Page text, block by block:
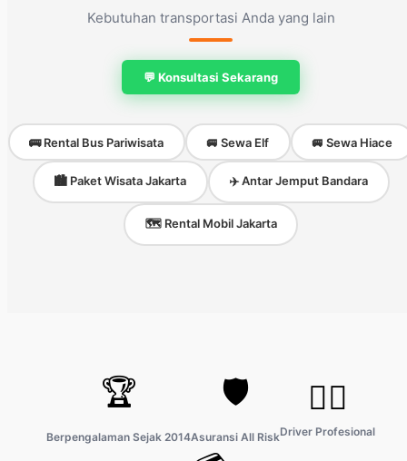
Kebutuhan transportasi Anda yang lain
💬 Konsultasi Sekarang
🚌 Rental Bus Pariwisata 🚐 Sewa Elf 🚐 Sewa Hiace
🏙️ Paket Wisata Jakarta ✈️ Antar Jemput Bandara
🗺️ Rental Mobil Jakarta
🏆
Berpengalaman Sejak 2014
🛡️
Asuransi All Risk
👨‍✈️
Driver Profesional